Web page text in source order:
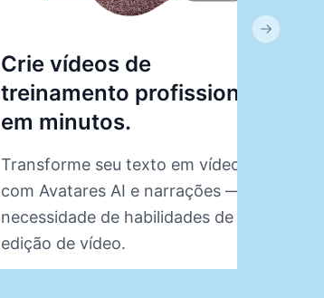
Crie vídeos de
treinamento profissionais
em minutos.
Transforme seu texto em vídeos
com Avatares AI e narrações — sem
necessidade de habilidades de
edição de vídeo.
Next slide